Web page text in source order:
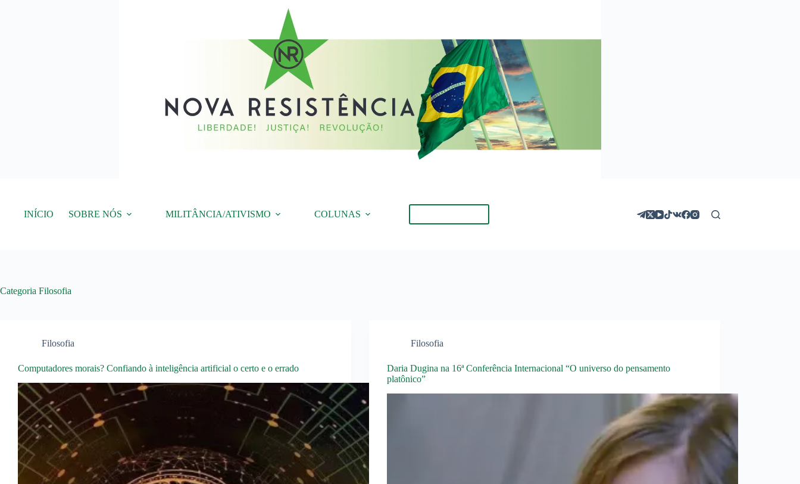
INÍCIO SOBRE NÓS MILITÂNCIA/ATIVISMO COLUNAS
Categoria Filosofia
Filosofia
Computadores morais? Confiando à inteligência artificial o certo e o errado
Filosofia
Daria Dugina na 16ª Conferência Internacional “O universo do pensamento
platônico”